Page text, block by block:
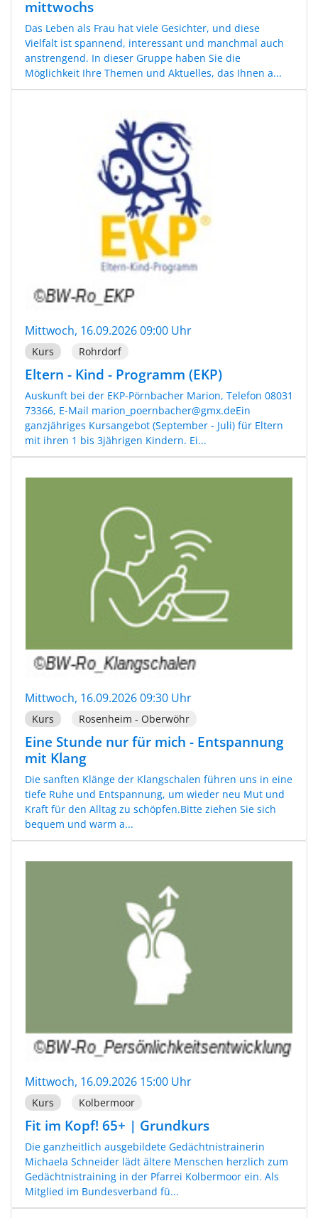
mittwochs
Das Leben als Frau hat viele Gesichter, und diese
Vielfalt ist spannend, interessant und manchmal auch
anstrengend. In dieser Gruppe haben Sie die
Möglichkeit Ihre Themen und Aktuelles, das Ihnen a...
Mittwoch, 16.09.2026 09:00 Uhr
Kurs Rohrdorf
Eltern - Kind - Programm (EKP)
Auskunft bei der EKP-Pörnbacher Marion, Telefon 08031
73366, E-Mail marion_poernbacher@gmx.deEin
ganzjähriges Kursangebot (September - Juli) für Eltern
mit ihren 1 bis 3jährigen Kindern. Ei...
Mittwoch, 16.09.2026 09:30 Uhr
Kurs Rosenheim - Oberwöhr
Eine Stunde nur für mich - Entspannung
mit Klang
Die sanften Klänge der Klangschalen führen uns in eine
tiefe Ruhe und Entspannung, um wieder neu Mut und
Kraft für den Alltag zu schöpfen.Bitte ziehen Sie sich
bequem und warm a...
Mittwoch, 16.09.2026 15:00 Uhr
Kurs Kolbermoor
Fit im Kopf! 65+ | Grundkurs
Die ganzheitlich ausgebildete Gedächtnistrainerin
Michaela Schneider lädt ältere Menschen herzlich zum
Gedächtnistraining in der Pfarrei Kolbermoor ein. Als
Mitglied im Bundesverband fü...